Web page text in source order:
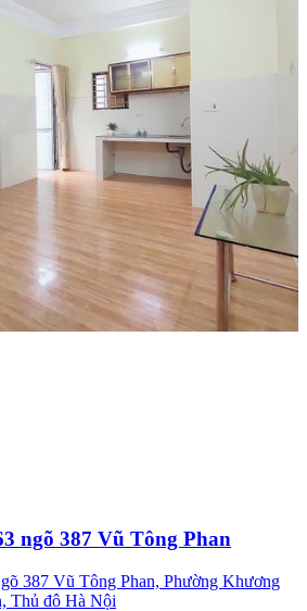
ngõ 387 Vũ Tông Phan
387 Vũ Tông Phan, Phường Khương
Thủ đô Hà Nội